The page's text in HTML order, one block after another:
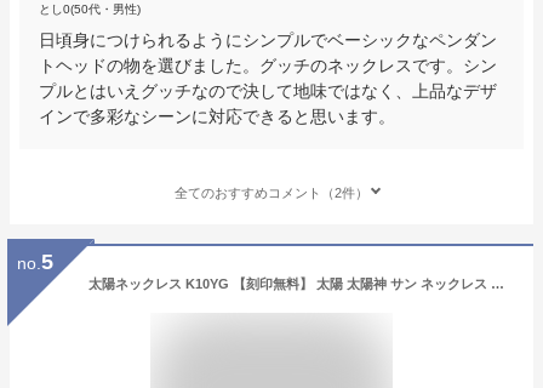
とし0(50代・男性)
日頃身につけられるようにシンプルでベーシックなペンダン
トヘッドの物を選びました。グッチのネックレスです。シン
プルとはいえグッチなので決して地味ではなく、上品なデザ
インで多彩なシーンに対応できると思います。
全てのおすすめコメント（2件）
no. 5
太陽ネックレス K10YG 【刻印無料】 太陽 太陽神 サン ネックレス ペンダント 選べる 天然石 誕生石 K10 K10YG イエローゴールド ゴールド 金 メンズ ユニセックス クリスマス 誕生日 プレゼント 記念日 箱 ギフトラッピング ハンドメイド Grand Galleria グランドガレリア